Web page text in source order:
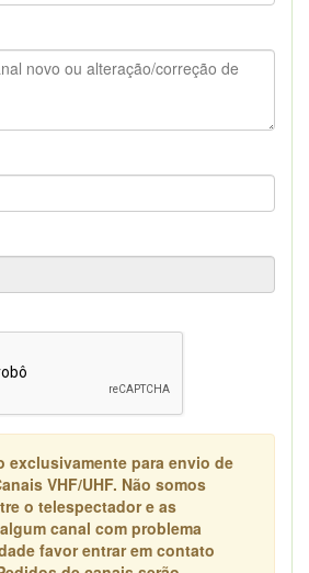
exclusivamente para envio de
VHF/UHF. Não somos
o telespectador e as
canal com problema
favor entrar em contato